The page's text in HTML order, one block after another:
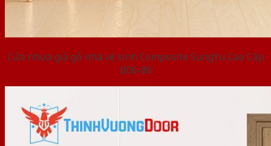
Cửa nhựa giả gỗ nhà vệ sinh Composite SungYu Cao Cấp
B06-86